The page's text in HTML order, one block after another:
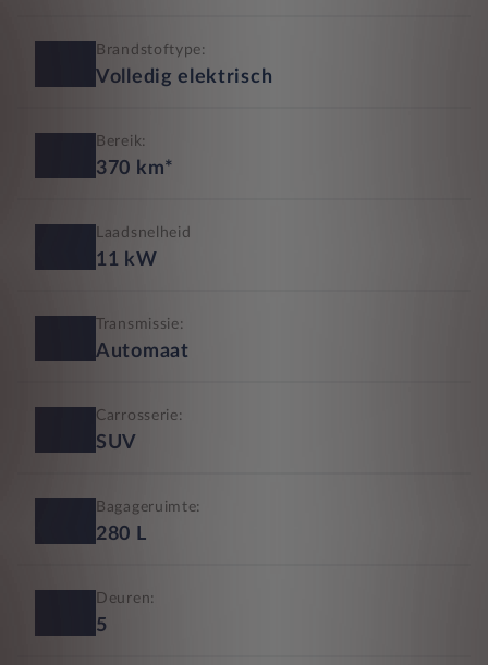
Brandstoftype:
Volledig elektrisch
Bereik:
370 km*
Laadsnelheid
11 kW
Transmissie:
Automaat
Carrosserie:
SUV
Bagageruimte:
280 L
Deuren:
5